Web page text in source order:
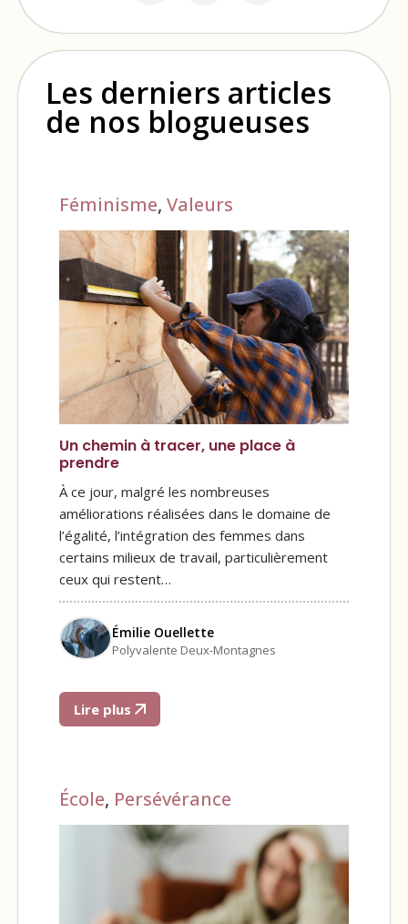
Les derniers articles
de nos blogueuses
Féminisme, Valeurs
Un chemin à tracer, une place à
prendre
À ce jour, malgré les nombreuses
améliorations réalisées dans le domaine de
l’égalité, l’intégration des femmes dans
certains milieux de travail, particulièrement
ceux qui restent…
Émilie Ouellette
Polyvalente Deux-Montagnes
Lire plus
École, Persévérance